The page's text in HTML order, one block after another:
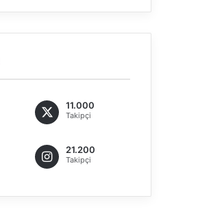
11.000
Takipçi
21.200
Takipçi